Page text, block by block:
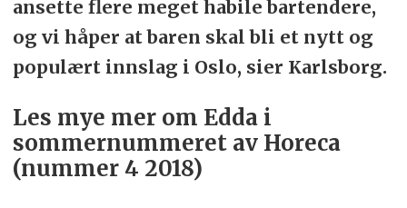
ansette flere meget habile bartendere,
og vi håper at baren skal bli et nytt og
populært innslag i Oslo, sier Karlsborg.
Les mye mer om Edda i
sommernummeret av Horeca
(nummer 4 2018)